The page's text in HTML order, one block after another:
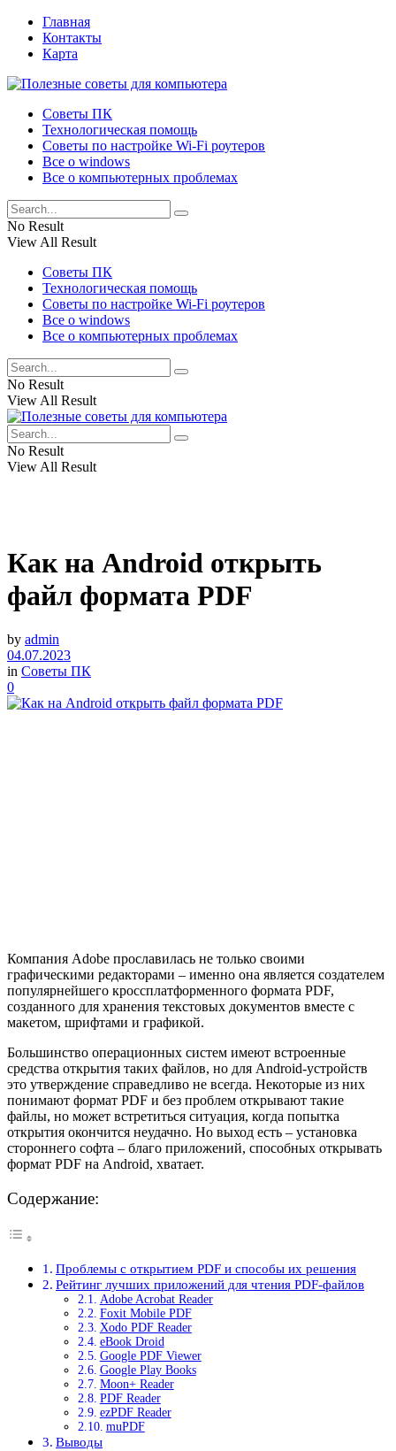
Главная
Контакты
Карта
Советы ПК
Технологическая помощь
Советы по настройке Wi-Fi роутеров
Все о windows
Все о компьютерных проблемах
No Result
View All Result
Советы ПК
Технологическая помощь
Советы по настройке Wi-Fi роутеров
Все о windows
Все о компьютерных проблемах
No Result
View All Result
No Result
View All Result
Как на Android открыть
файл формата PDF
by admin
04.07.2023
in Советы ПК
0
Компания Adobe прославилась не только своими
графическими редакторами – именно она является создателем
популярнейшего кроссплатформенного формата PDF,
созданного для хранения текстовых документов вместе с
макетом, шрифтами и графикой.
Большинство операционных систем имеют встроенные
средства открытия таких файлов, но для Android-устройств
это утверждение справедливо не всегда. Некоторые из них
понимают формат PDF и без проблем открывают такие
файлы, но может встретиться ситуация, когда попытка
открытия окончится неудачно. Но выход есть – установка
стороннего софта – благо приложений, способных открывать
формат PDF на Android, хватает.
Содержание:
Проблемы с открытием PDF и способы их решения
Рейтинг лучших приложений для чтения PDF-файлов
Adobe Acrobat Reader
Foxit Mobile PDF
Xodo PDF Reader
eBook Droid
Google PDF Viewer
Google Play Books
Moon+ Reader
PDF Reader
ezPDF Reader
muPDF
Выводы